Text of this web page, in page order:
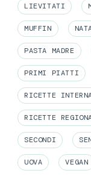
LIEVITATI
MUFFIN
PASTA MADRE
PRIMI PIATTI
RICETTE
RICETTE
SECONDI
UOVA VEGAN